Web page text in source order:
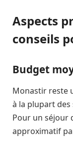
Aspects
conseils
Budget
Monastir reste
à la plupart
Pour un séjour
approximatif